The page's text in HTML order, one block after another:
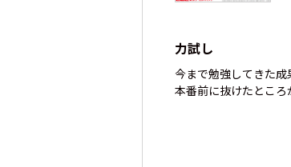
力試し
今まで勉強してきた
本番前に抜けたところ